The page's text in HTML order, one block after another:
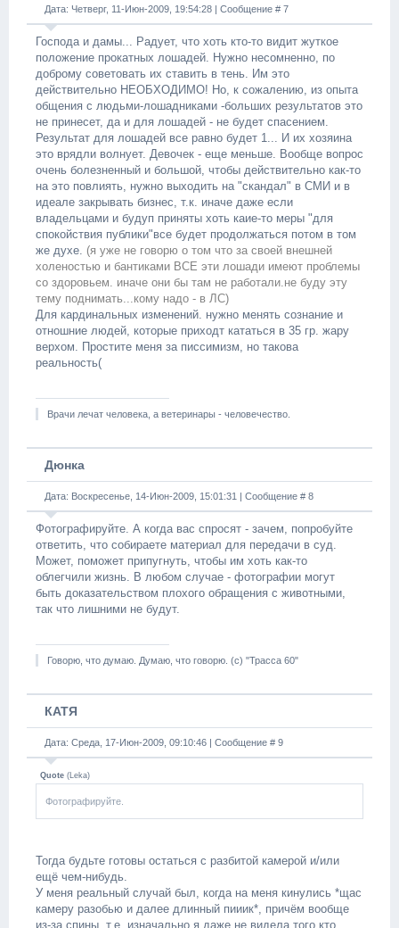
Дата: Четверг, 11-Июн-2009, 19:54:28 | Сообщение # 7
Господа и дамы... Радует, что хоть кто-то видит жуткое
положение прокатных лошадей. Нужно несомненно, по
доброму советовать их ставить в тень. Им это
действительно НЕОБХОДИМО! Но, к сожалению, из опыта
общения с людьми-лошадниками -больших результатов это
не принесет, да и для лошадей - не будет спасением.
Результат для лошадей все равно будет 1... И их хозяина
это врядли волнует. Девочек - еще меньше. Вообще вопрос
очень болезненный и большой, чтобы действительно как-то
на это повлиять, нужно выходить на "скандал" в СМИ и в
идеале закрывать бизнес, т.к. иначе даже если
владельцами и будуп приняты хоть каие-то меры "для
спокойствия публики"все будет продолжаться потом в том
же духе. (я уже не говорю о том что за своей внешней
холеностью и бантиками ВСЕ эти лошади имеют проблемы
со здоровьем. иначе они бы там не работали.не буду эту
тему поднимать...кому надо - в ЛС)
Для кардинальных изменений. нужно менять сознание и
отношние людей, которые приходт кататься в 35 гр. жару
верхом. Простите меня за писсимизм, но такова
реальность(
Врачи лечат человека, а ветеринары - человечество.
Дюнка
Дата: Воскресенье, 14-Июн-2009, 15:01:31 | Сообщение # 8
Фотографируйте. А когда вас спросят - зачем, попробуйте
ответить, что собираете материал для передачи в суд.
Может, поможет припугнуть, чтобы им хоть как-то
облегчили жизнь. В любом случае - фотографии могут
быть доказательством плохого обращения с животными,
так что лишними не будут.
Говорю, что думаю. Думаю, что говорю. (с) "Трасса 60"
КАТЯ
Дата: Среда, 17-Июн-2009, 09:10:46 | Сообщение # 9
Quote (Leka)
Фотографируйте.
Тогда будьте готовы остаться с разбитой камерой и/или
ещё чем-нибудь.
У меня реальный случай был, когда на меня кинулись *щас
камеру разобью и далее длинный пииик*, причём вообще
из-за спины, т.е. изначально я даже не видела того кто